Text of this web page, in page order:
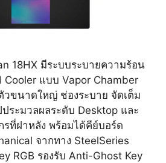
18HX มีระบบระบายความร้อน
Cooler แบบ Vapor Chamber
ขนาดใหญ่ ช่องระบาย จัดเต็ม
ระมวลผลระดับ Desktop และ
รที่ฝาหลัง พร้อมได้คีย์บอร์ด
จากทาง SteelSeries
RGB รองรับ Anti-Ghost Key